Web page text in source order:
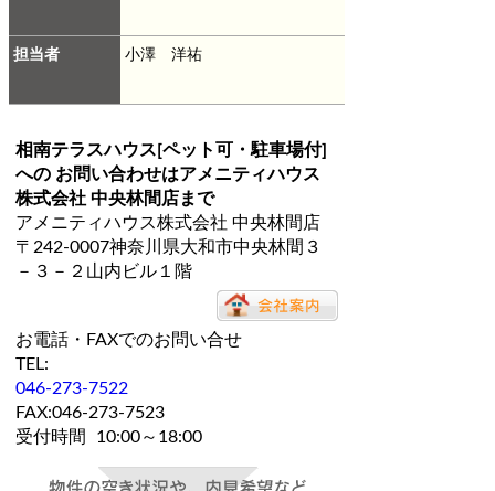
担当者 小澤 洋祐
相南テラスハウス[ペット可・駐車場付]
への お問い合わせはアメニティハウス
株式会社 中央林間店まで
アメニティハウス株式会社 中央林間店
〒242-0007神奈川県大和市中央林間３
－３－２山内ビル１階
お電話・FAXでのお問い合せ
TEL:
046-273-7522
FAX:046-273-7523
受付時間
10:00～18:00